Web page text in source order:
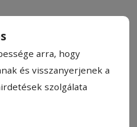
arra, hogy
és visszanyerjenek a
szolgálata